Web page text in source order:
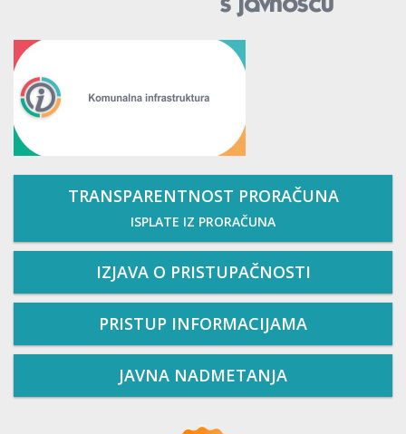
TRANSPARENTNOST PRORAČUNA
ISPLATE IZ PRORAČUNA
IZJAVA O PRISTUPAČNOSTI
PRISTUP INFORMACIJAMA
JAVNA NADMETANJA